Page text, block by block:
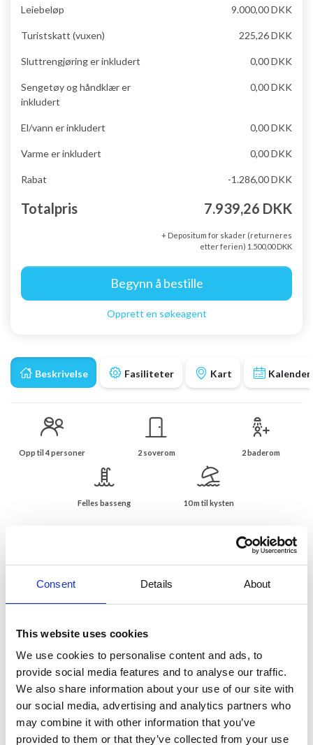
Consent Details About
This website uses cookies
We use cookies to personalise content and ads, to
provide social media features and to analyse our traffic.
We also share information about your use of our site with
our social media, advertising and analytics partners who
may combine it with other information that you’ve
provided to them or that they’ve collected from your use
Beskrivelse Fasiliteter Kart Kalender
Opp til 4 personer 2 soverom 2 baderom
Felles basseng 10 m til kysten
Leilighet med vakker havutsikt og felles
Sentralt plassert ved strandpromenaden og rett på
Mer - like foran stranden og innen gangavstand til alt.Flyplassen i
Cagnes sur Mer kan du enkelt nå både Nice sentrum, Antibes /
Juan les Pins og Cannes.
Leiligheten ligger i 6. etasje og har panoramautsikt over
Middelhavet. Leiligheten har tilgang til felles svømmebasseng og
parkering. Hvis du foretrekker stranden, må du bare krysse gaten.
Det er heis i bygningen.
Leiebeløp 9.000,00 DKK
Turistskatt (vuxen) 225,26 DKK
Sluttrengjøring er inkludert 0,00 DKK
Sengetøy og håndklær er
inkludert
0,00 DKK
El/vann er inkludert 0,00 DKK
Varme er inkludert 0,00 DKK
Rabat -1.286,00 DKK
Totalpris 7.939,26 DKK
+ Depositum for skader (returneres
etter ferien) 1.500,00 DKK
Begynn å bestille
Opprett en søkeagent